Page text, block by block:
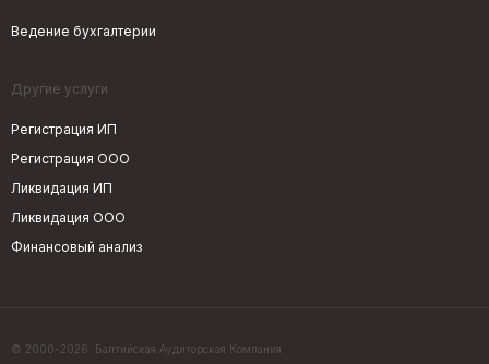
Другие услуги
Ведение бухгалтерии
Регистрация ИП
Регистрация ООО
Ликвидация ИП
Ликвидация ООО
Финансовый анализ
© 2000-2026. Балтийская Аудиторская Компания